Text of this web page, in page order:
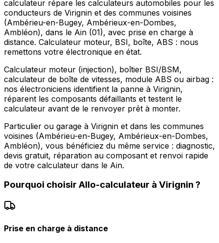
calculateur répare les calculateurs automobiles pour les
conducteurs de Virignin et des communes voisines
(Ambérieu-en-Bugey, Ambérieux-en-Dombes,
Ambléon), dans le Ain (01), avec prise en charge à
distance. Calculateur moteur, BSI, boîte, ABS : nous
remettons votre électronique en état.
Calculateur moteur (injection), boîtier BSI/BSM,
calculateur de boîte de vitesses, module ABS ou airbag :
nos électroniciens identifient la panne à Virignin,
réparent les composants défaillants et testent le
calculateur avant de le renvoyer prêt à monter.
Particulier ou garage à Virignin et dans les communes
voisines (Ambérieu-en-Bugey, Ambérieux-en-Dombes,
Ambléon), vous bénéficiez du même service : diagnostic,
devis gratuit, réparation au composant et renvoi rapide
de votre calculateur dans le Ain.
Pourquoi choisir Allo-calculateur à Virignin ?
Prise en charge à distance